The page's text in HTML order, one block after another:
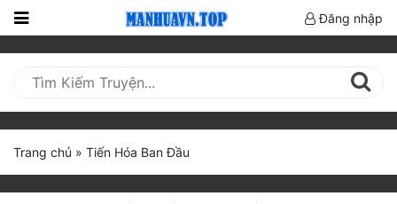
Nhật
(current)
BXH
Đăng nhập
Trang chủ » Tiến Hóa Ban Đầu